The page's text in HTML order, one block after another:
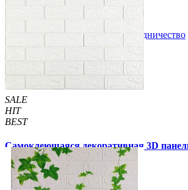
Купить В закладки Сотрудничество
SALE
HIT
BEST
Самоклеющаяся декоративная 3D
кирпич 700x770x2 мм
57 грн/шт 109 грн /шт